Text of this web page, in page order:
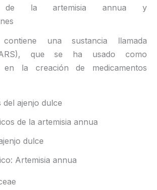
de la artemisia annua y
una sustancia llamada
que se ha usado como
la creación de medicamentos
del ajenjo dulce
de la artemisia annua
dulce
Artemisia annua